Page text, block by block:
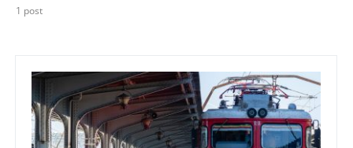
1 post